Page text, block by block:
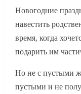
Новогодние
навестить
время, когда
подарить им
Но не с пустыми
пустыми и не